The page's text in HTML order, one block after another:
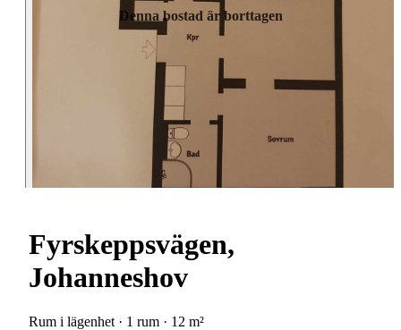
Denna bostad är borttagen
Fyrskeppsvägen,
Johanneshov
Rum i lägenhet · 1 rum · 12 m²